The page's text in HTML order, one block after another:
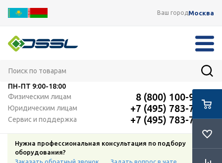
Ваш городМосква
ПН-ПТ 9:00-18:00
Физическим лицам
8 (800) 100-91-12
Юридическим лицам +7 (495) 783-72-87
Сервис и поддержка +7 (495) 783-72-87
Нужна профессиональная консультация по подбору
оборудования?
Заказать обратный звонок
Задать вопрос в чате